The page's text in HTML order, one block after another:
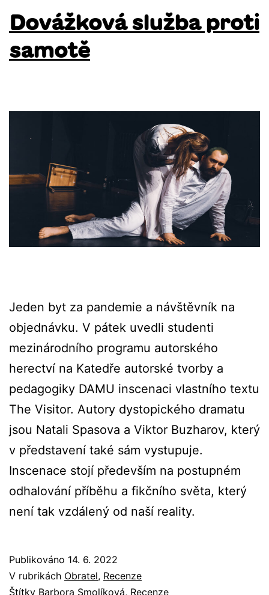
Dovážková služba proti
samotě
Jeden byt za pandemie a návštěvník na
objednávku. V pátek uvedli studenti
mezinárodního programu autorského
herectví na Katedře autorské tvorby a
pedagogiky DAMU inscenaci vlastního textu
The Visitor. Autory dystopického dramatu
jsou Natali Spasova a Viktor Buzharov, který
v představení také sám vystupuje.
Inscenace stojí především na postupném
odhalování příběhu a fikčního světa, který
není tak vzdálený od naší reality.
Publikováno 14. 6. 2022
V rubrikách Obratel, Recenze
Štítky Barbora Smolíková, Recenze